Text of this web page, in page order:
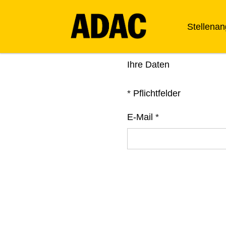
Ihre Daten
* Pflichtfelder
E-Mail *